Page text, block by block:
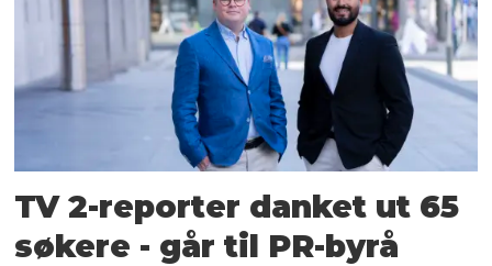
TV 2-reporter danket ut 65
søkere - går til PR-byrå